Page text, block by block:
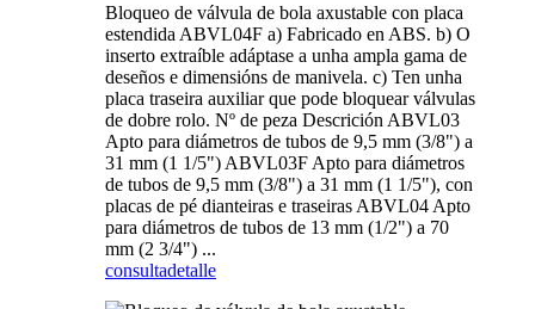
Bloqueo de válvula de bola axustable con placa
estendida ABVL04F a) Fabricado en ABS. b) O
inserto extraíble adáptase a unha ampla gama de
deseños e dimensións de manivela. c) Ten unha
placa traseira auxiliar que pode bloquear válvulas
de dobre rolo. Nº de peza Descrición ABVL03
Apto para diámetros de tubos de 9,5 mm (3/8") a
31 mm (1 1/5") ABVL03F Apto para diámetros
de tubos de 9,5 mm (3/8") a 31 mm (1 1/5"), con
placas de pé dianteiras e traseiras ABVL04 Apto
para diámetros de tubos de 13 mm (1/2") a 70
mm (2 3/4") ...
consultadetalle